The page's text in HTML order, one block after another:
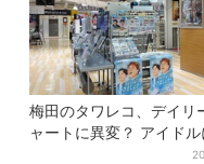
梅田のタワレコ、デイリ
ャートに異変？ アイドル
じり“マユリカ”が1位に…